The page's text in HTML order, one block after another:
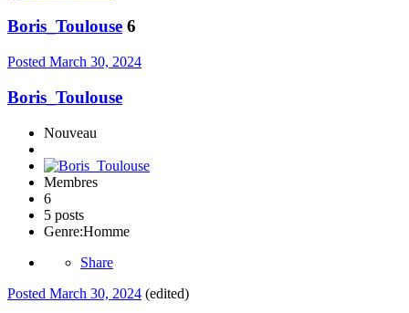
Boris_Toulouse 6
Posted March 30, 2024
Boris_Toulouse
Nouveau
Membres
6
5 posts
Genre:Homme
Share
Posted March 30, 2024 (edited)